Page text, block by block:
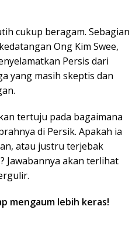
cukup beragam. Sebagian
Ong Kim Swee,
Persis dari
yang masih skeptis dan
tertuju pada bagaimana
di Persik. Apakah ia
atau justru terjebak
Jawabannya akan terlihat
mengaum lebih keras!